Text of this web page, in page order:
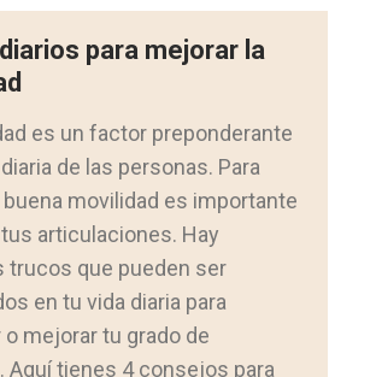
para mejorar la
es un factor preponderante
de las personas. Para
movilidad es importante
articulaciones. Hay
trucos que pueden ser
en tu vida diaria para
mejorar tu grado de
Aquí tienes 4 consejos para